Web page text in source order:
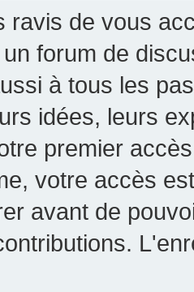
ravis de vous
forum de
à tous les
idées, leurs
premier
votre accès
avant de